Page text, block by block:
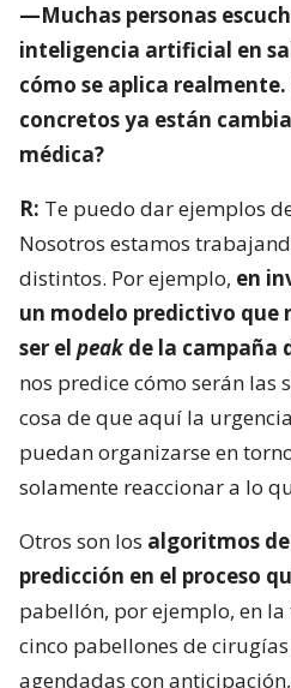
—Muchas personas
inteligencia artificial en
cómo se aplica
concretos ya están
médica?
R: Te puedo dar ejemplos
Nosotros estamos
distintos. Por ejemplo, en
un modelo predictivo que
ser el peakde la campaña
nos predice cómo serán las
cosa de que aquí la
puedan organizarse en
solamente reaccionar a lo
Otros son los algoritmos
predicción en el proceso
pabellón, por ejemplo, en
cinco pabellones de
agendadas con